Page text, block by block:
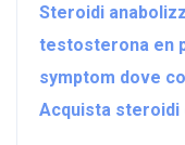
Steroidi
testosterona en
symptom dove
Acquista steroidi